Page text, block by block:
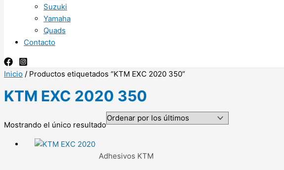
Suzuki
Yamaha
Quads
Contacto
Inicio / Productos etiquetados “KTM EXC 2020 350”
KTM EXC 2020 350
Mostrando el único resultado
Adhesivos KTM